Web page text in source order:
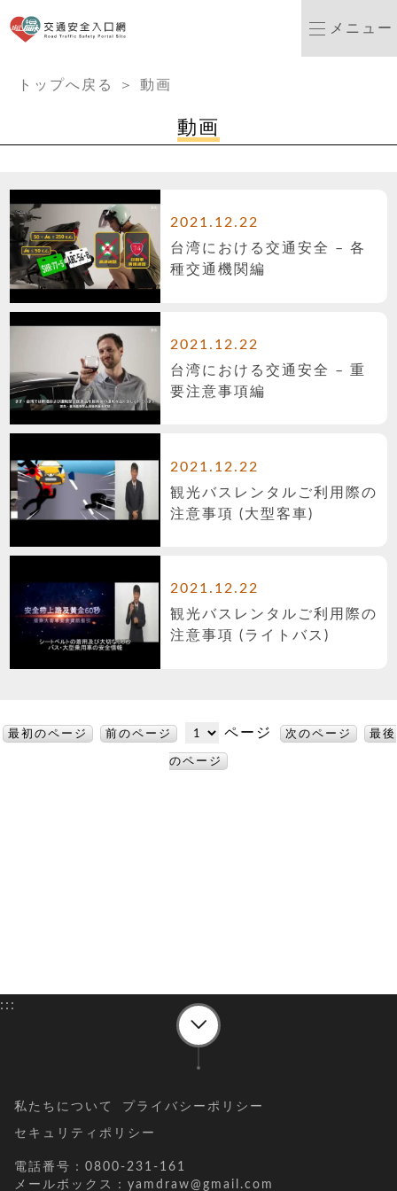
交通安全ポータルサイ
メニュー
トップへ戻る
＞ 動画
動画
2021.12.22
台湾における交通安全 – 各
種交通機関編
2021.12.22
台湾における交通安全 – 重
要注意事項編
2021.12.22
観光バスレンタルご利用際の
注意事項 (大型客車)
2021.12.22
観光バスレンタルご利用際の
注意事項 (ライトバス)
最初のページ 前のページ ページ 次のページ 最後
のページ
:::
私たちについて プライバシーポリシー
セキュリティポリシー
電話番号：0800-231-161
メールボックス：yamdraw@gmail.com